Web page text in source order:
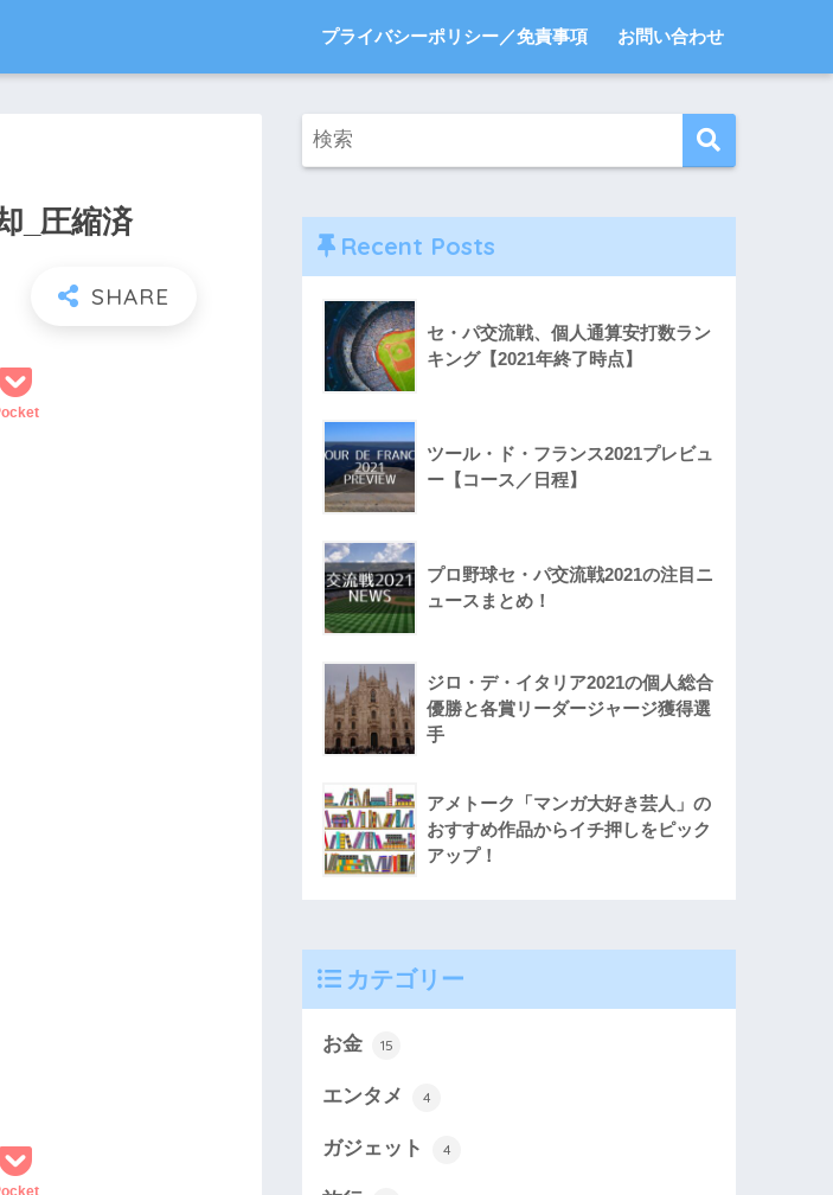
プライバシーポリシー／免責事項 お問い合わせ
_圧縮済
Recent Posts
セ・パ交流戦、個人通算安打数ラン
キング【2021年終了時点】
ツール・ド・フランス2021プレビュ
ー【コース／日程】
プロ野球セ・パ交流戦2021の注目ニ
ュースまとめ！
ジロ・デ・イタリア2021の個人総合
優勝と各賞リーダージャージ獲得選
手
アメトーク「マンガ大好き芸人」の
おすすめ作品からイチ押しをピック
アップ！
カテゴリー
お金 15
エンタメ 4
ガジェット 4